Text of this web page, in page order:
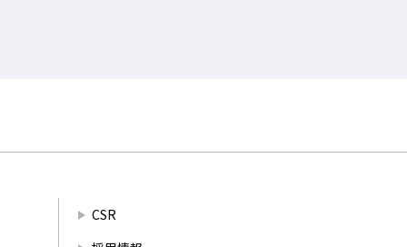
CSR